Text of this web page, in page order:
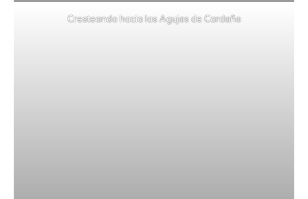
Cresteando hacia las Agujas de Cardaño